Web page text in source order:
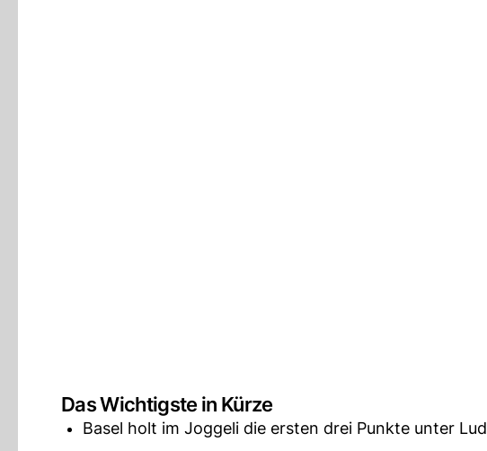
Das Wichtigste in Kürze
Basel holt im Joggeli die ersten drei Punkte unter